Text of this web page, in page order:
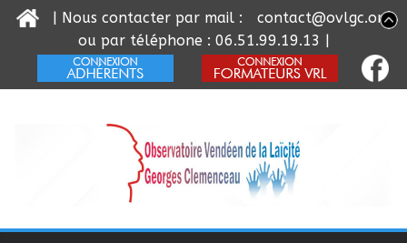
| Nous contacter par mail :
contact@ovlgc.org
ou par téléphone : 06.51.99.19.13 |